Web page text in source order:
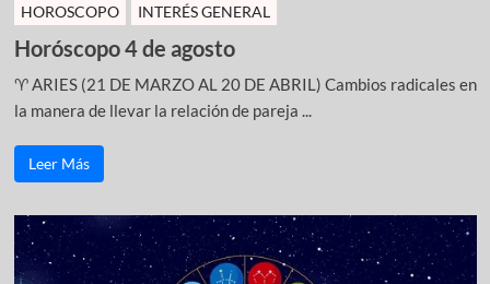
HOROSCOPO INTERÉS GENERAL
Horóscopo 4 de agosto
♈ ARIES (21 DE MARZO AL 20 DE ABRIL) Cambios radicales en
la manera de llevar la relación de pareja ...
Leer Más